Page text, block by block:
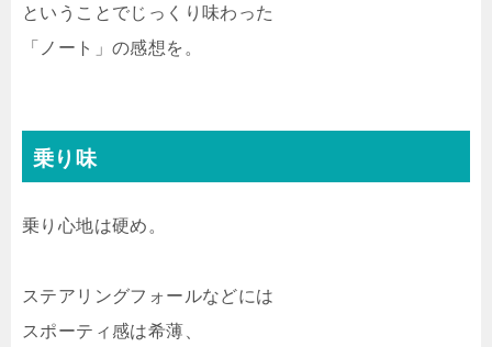
ということでじっくり味わった
「ノート」の感想を。
乗り味
乗り心地は硬め。
ステアリングフォールなどには
スポーティ感は希薄、